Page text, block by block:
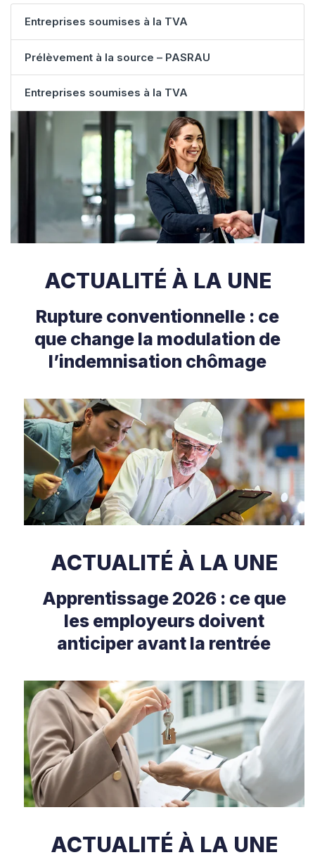
Entreprises soumises à la TVA
Prélèvement à la source – PASRAU
Entreprises soumises à la TVA
ACTUALITÉ À LA UNE
Rupture conventionnelle : ce
que change la modulation de
l’indemnisation chômage
ACTUALITÉ À LA UNE
Apprentissage 2026 : ce que
les employeurs doivent
anticiper avant la rentrée
ACTUALITÉ À LA UNE